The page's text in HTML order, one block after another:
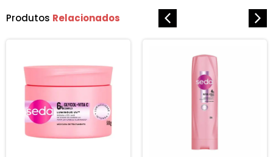
Produtos Relacionados